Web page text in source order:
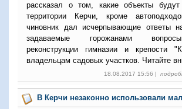
рассказал о том, какие объекты
территории Керчи, кроме
чиновник дал исчерпывающие ответы
задаваемые горожанами
реконструкции гимназии и крепости
владельцам садовых участков. Читайте
18.08.2017 15:56 |
В Керчи незаконно использовали